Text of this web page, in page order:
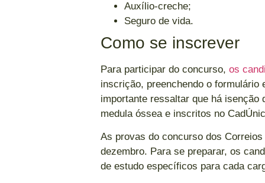
Auxílio-creche;
Seguro de vida.
Como se inscrever
Para participar do concurso, os
inscrição, preenchendo o formulário
importante ressaltar que há isenção
medula óssea e inscritos no
As provas do concurso dos
dezembro. Para se preparar, os
de estudo específicos para cada